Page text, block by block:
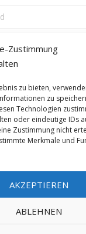
Zustimmung
zu bieten,
zu
Technologien
oder eindeutige IDs
Zustimmung nicht
Merkmale und
AKZEPTIEREN
ABLEHNEN